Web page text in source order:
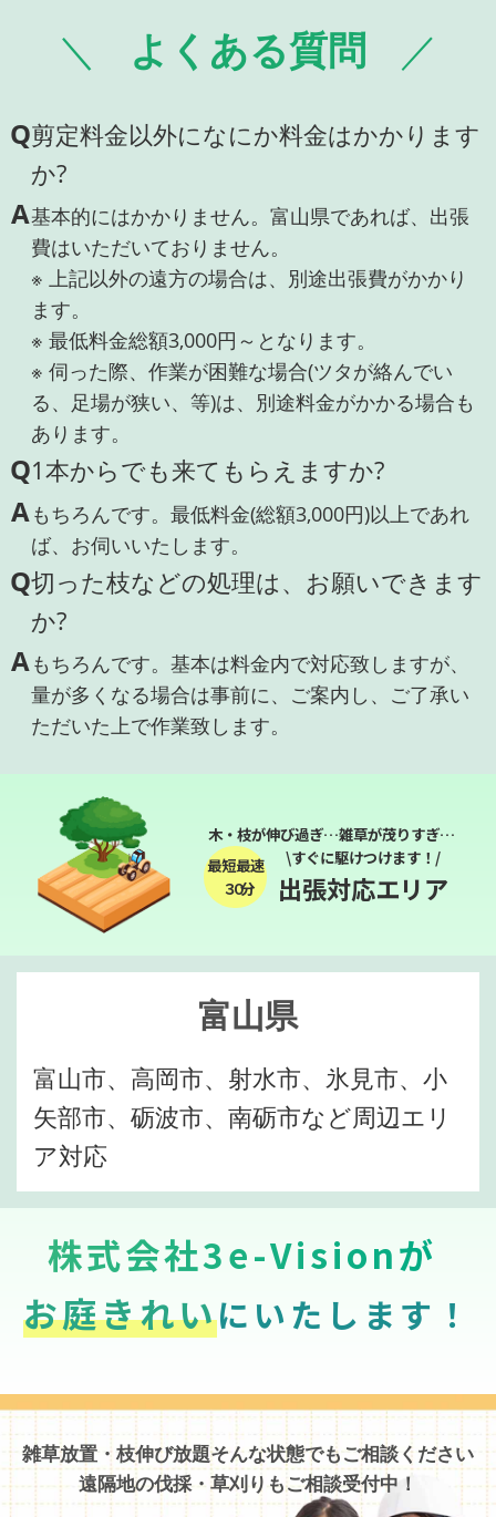
よくある質問
Q剪定料金以外になにか料金はかかります
か?
A基本的にはかかりません。富山県であれば、出張
費はいただいておりません。
※ 上記以外の遠方の場合は、別途出張費がかかり
ます。
※ 最低料金総額3,000円～となります。
※ 伺った際、作業が困難な場合(ツタが絡んでい
る、足場が狭い、等)は、別途料金がかかる場合も
あります。
Q1本からでも来てもらえますか?
Aもちろんです。最低料金(総額3,000円)以上であれ
ば、お伺いいたします。
Q切った枝などの処理は、お願いできます
か?
Aもちろんです。基本は料金内で対応致しますが、
量が多くなる場合は事前に、ご案内し、ご了承い
ただいた上で作業致します。
木・枝が伸び過ぎ…雑草が茂りすぎ…
最短最速
３０分
\すぐに駆けつけます！/
出張対応エリア
富山県
富山市、高岡市、射水市、氷見市、小
矢部市、砺波市、南砺市など周辺エリ
ア対応
株式会社3e-Visionが
お庭きれいにいたします！
雑草放置・枝伸び放題そんな状態でもご相談ください
遠隔地の伐採・草刈りもご相談受付中！